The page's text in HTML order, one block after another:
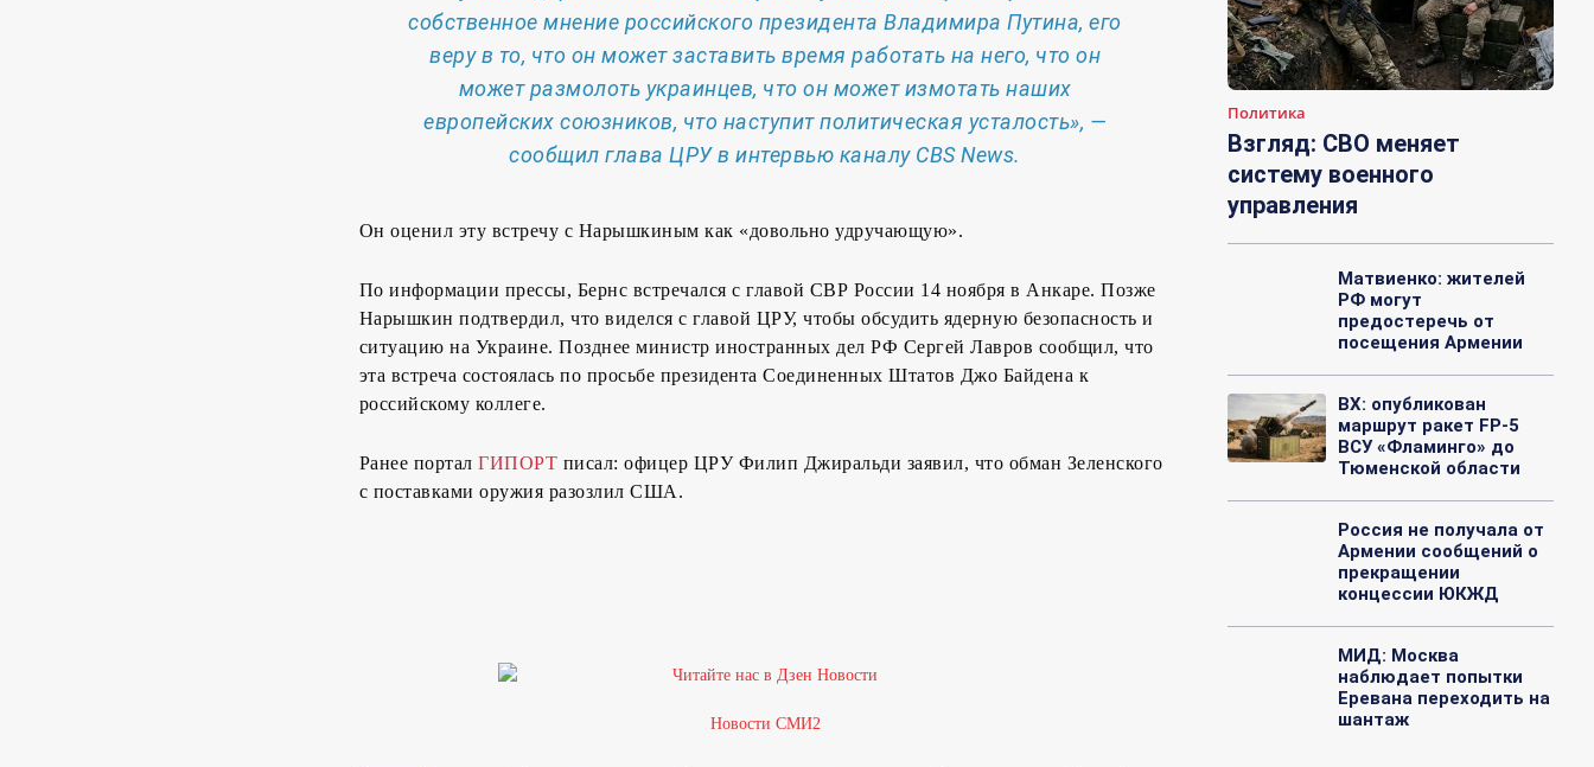
собственное мнение российского президента Владимира Путина, его
веру в то, что он может заставить время работать на него, что он
может размолоть украинцев, что он может измотать наших
европейских союзников, что наступит политическая усталость», —
сообщил глава ЦРУ в интервью каналу CBS News.
Он оценил эту встречу с Нарышкиным как «довольно удручающую».
По информации прессы, Бернс встречался с главой СВР России 14 ноября в Анкаре. Позже
Нарышкин подтвердил, что виделся с главой ЦРУ, чтобы обсудить ядерную безопасность и
ситуацию на Украине. Позднее министр иностранных дел РФ Сергей Лавров сообщил, что
эта встреча состоялась по просьбе президента Соединенных Штатов Джо Байдена к
российскому коллеге.
Ранее порталГИПОРТ писал: офицер ЦРУ Филип Джиральди заявил, что обман Зеленского
с поставками оружия разозлил США.
Новости СМИ2
Политика
Взгляд: СВО меняет
систему военного
управления
Матвиенко: жителей
РФ могут
предостеречь от
посещения Армении
ВХ: опубликован
маршрут ракет FP-5
ВСУ «Фламинго» до
Тюменской области
Россия не получала от
Армении сообщений о
прекращении
концессии ЮКЖД
МИД: Москва
наблюдает попытки
Еревана переходить на
шантаж